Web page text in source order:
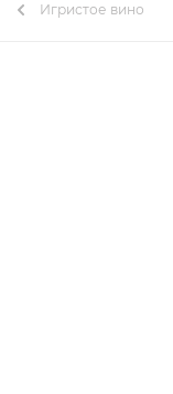
Игристое вино